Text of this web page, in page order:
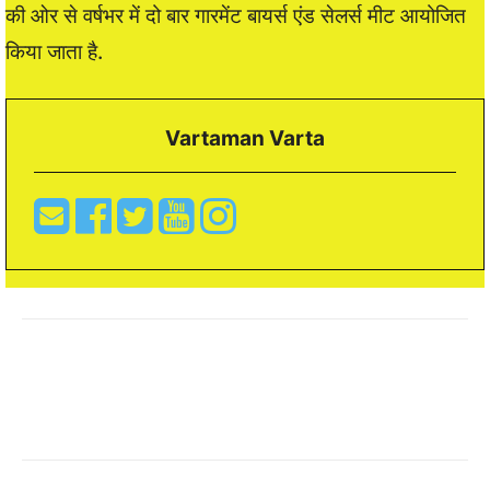
की ओर से वर्षभर में दो बार गारमेंट बायर्स एंड सेलर्स मीट आयोजित
किया जाता है.
Vartaman Varta